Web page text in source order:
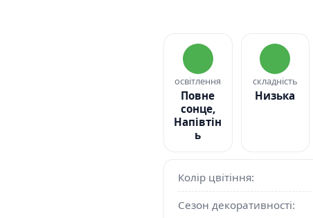
освітлення
Повне
сонце,
Напівтін
ь
складність
Низька
Колір цвітіння:
Сезон декоративності: